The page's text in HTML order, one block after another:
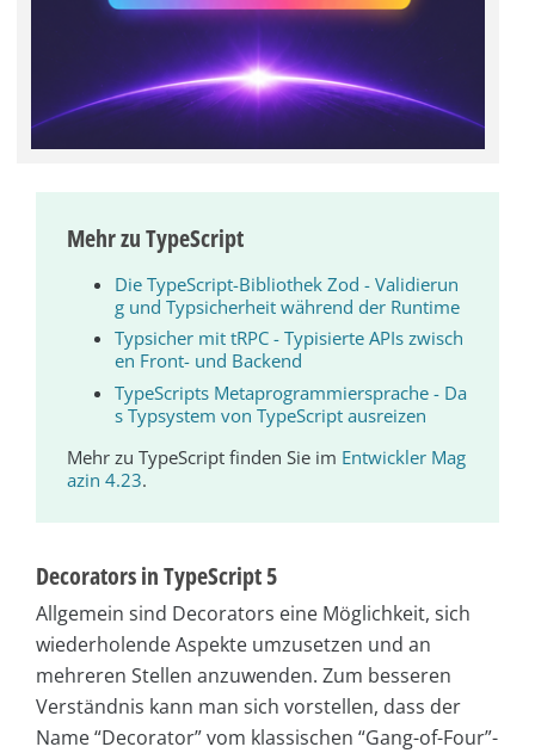
Mehr zu TypeScript
Die TypeScript-Bibliothek Zod - Validierun
g und Typsicherheit während der Runtime
Typsicher mit tRPC - Typisierte APIs zwisch
en Front- und Backend
TypeScripts Metaprogrammiersprache - Da
s Typsystem von TypeScript ausreizen
Mehr zu TypeScript finden Sie im Entwickler Mag
azin 4.23.
Decorators in TypeScript 5
Allgemein sind Decorators eine Möglichkeit, sich
wiederholende Aspekte umzusetzen und an
mehreren Stellen anzuwenden. Zum besseren
Verständnis kann man sich vorstellen, dass der
Name “Decorator” vom klassischen “Gang-of-Four”-